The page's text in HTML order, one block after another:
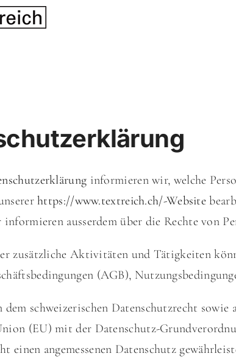
informieren wir, welche
https://www.textreich.ch/-Website
ausserdem über die Rechte von
zusätzliche Aktivitäten und Tätigkeiten
(AGB),
schweizerischen Datenschutzrecht sowie
(EU) mit der Datenschutz-
einen angemessenen Datenschutz